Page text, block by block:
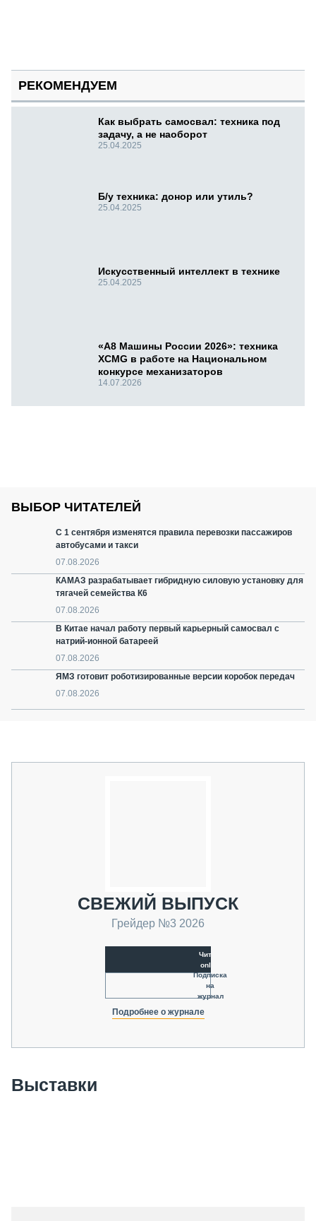
РЕКОМЕНДУЕМ
Как выбрать самосвал: техника под
задачу, а не наоборот
25.04.2025
Б/у техника: донор или утиль?
25.04.2025
Искусственный интеллект в технике
25.04.2025
«А8 Машины России 2026»: техника
XCMG в работе на Национальном
конкурсе механизаторов
14.07.2026
ВЫБОР ЧИТАТЕЛЕЙ
С 1 сентября изменятся правила перевозки пассажиров
автобусами и такси
07.08.2026
КАМАЗ разрабатывает гибридную силовую установку для
тягачей семейства К6
07.08.2026
В Китае начал работу первый карьерный самосвал с
натрий-ионной батареей
07.08.2026
ЯМЗ готовит роботизированные версии коробок передач
07.08.2026
СВЕЖИЙ ВЫПУСК
Грейдер №3 2026
Читать
online
Подписка
на
журнал
Подробнее о журнале
Выставки